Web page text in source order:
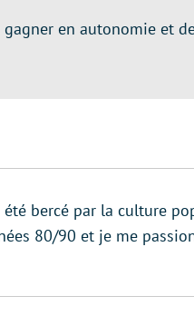
gagner en autonomie et
été bercé par la culture
80/90 et je me